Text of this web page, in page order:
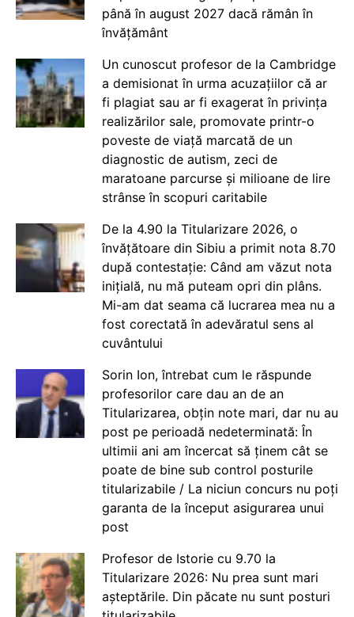
până în august 2027 dacă rămân în
învățământ
Un cunoscut profesor de la Cambridge
a demisionat în urma acuzațiilor că ar
fi plagiat sau ar fi exagerat în privința
realizărilor sale, promovate printr-o
poveste de viață marcată de un
diagnostic de autism, zeci de
maratoane parcurse și milioane de lire
strânse în scopuri caritabile
De la 4.90 la Titularizare 2026, o
învățătoare din Sibiu a primit nota 8.70
după contestație: Când am văzut nota
inițială, nu mă puteam opri din plâns.
Mi-am dat seama că lucrarea mea nu a
fost corectată în adevăratul sens al
cuvântului
Sorin Ion, întrebat cum le răspunde
profesorilor care dau an de an
Titularizarea, obțin note mari, dar nu au
post pe perioadă nedeterminată: În
ultimii ani am încercat să ținem cât se
poate de bine sub control posturile
titularizabile / La niciun concurs nu poți
garanta de la început asigurarea unui
post
Profesor de Istorie cu 9.70 la
Titularizare 2026: Nu prea sunt mari
așteptările. Din păcate nu sunt posturi